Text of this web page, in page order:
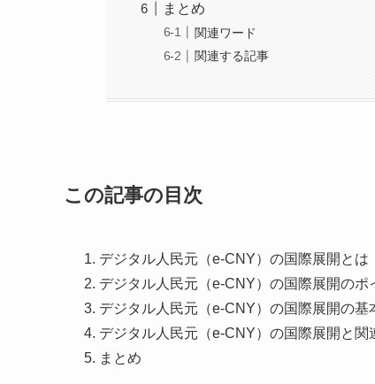
まとめ
関連ワード
関連する記事
この記事の目次
デジタル人民元（e-CNY）の国際展開とは
デジタル人民元（e-CNY）の国際展開のポ
デジタル人民元（e-CNY）の国際展開の基
デジタル人民元（e-CNY）の国際展開と関
まとめ